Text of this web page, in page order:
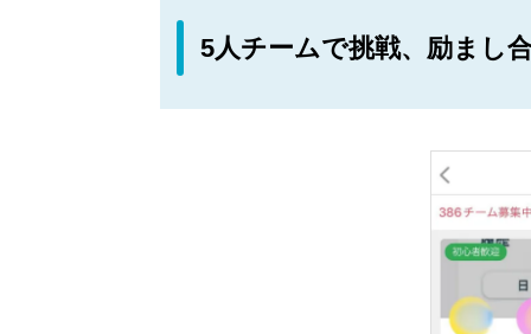
5人チームで挑戦、励まし